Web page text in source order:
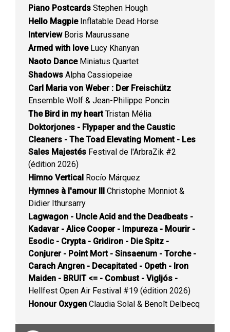
Piano Postcards Stephen Hough
Hello MagpieInflatable Dead Horse
InterviewBoris Maurussane
Armed with loveLucy Khanyan
Naoto DanceMiniatus Quartet
Shadows Alpha Cassiopeiae
Carl Maria von Weber : Der Freischütz
Ensemble Wolf & Jean-Philippe Poncin
The Bird in my heartTristan Mélia
Doktorjones - Flypaper and the Caustic
Cleaners - The Toad Elevating Moment - Les
Sales Majestés Festival de l'ArbraZik #2
(édition 2026)
Himno Vertical Rocío Márquez
Hymnes à l'amour III Christophe Monniot &
Didier Ithursarry
Lagwagon - Uncle Acid and the Deadbeats -
Kadavar - Alice Cooper - Impureza - Mourir -
Esodic - Crypta - Gridiron - Die Spitz -
Conjurer - Point Mort - Sinsaenum - Torche -
Carach Angren - Decapitated - Opeth - Iron
Maiden - BRUIT <= - Combust - Vigljós -
Hellfest Open Air Festival #19 (édition 2026)
Honour Oxygen Claudia Solal & Benoît Delbecq